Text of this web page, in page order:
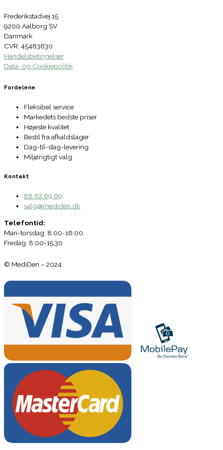
Frederikstadvej 15
9200 Aalborg SV
Danmark
CVR: 45483630
Handelsbetingelser
Data- og Cookiepolitik
Fordelene
Fleksibel service
Markedets bedste priser
Højeste kvalitet
Bestil fra afkaldslager
Dag-til-dag-levering
Miljørigtigt valg
Kontakt
88 62 69 69
salg@mediden.dk
Telefontid:
Man-torsdag: 8:00-16:00
Fredag: 8:00-15:30
© MediDen – 2024